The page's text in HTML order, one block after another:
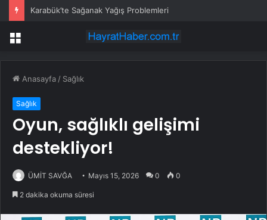
Karabük’te Sağanak Yağış Problemleri
Menü
Anasayfa / Sağlık
Sağlık
Oyun, sağlıklı gelişimi
destekliyor!
ÜMİT SAVĞA Mayıs 15, 2026 0 0
2 dakika okuma süresi